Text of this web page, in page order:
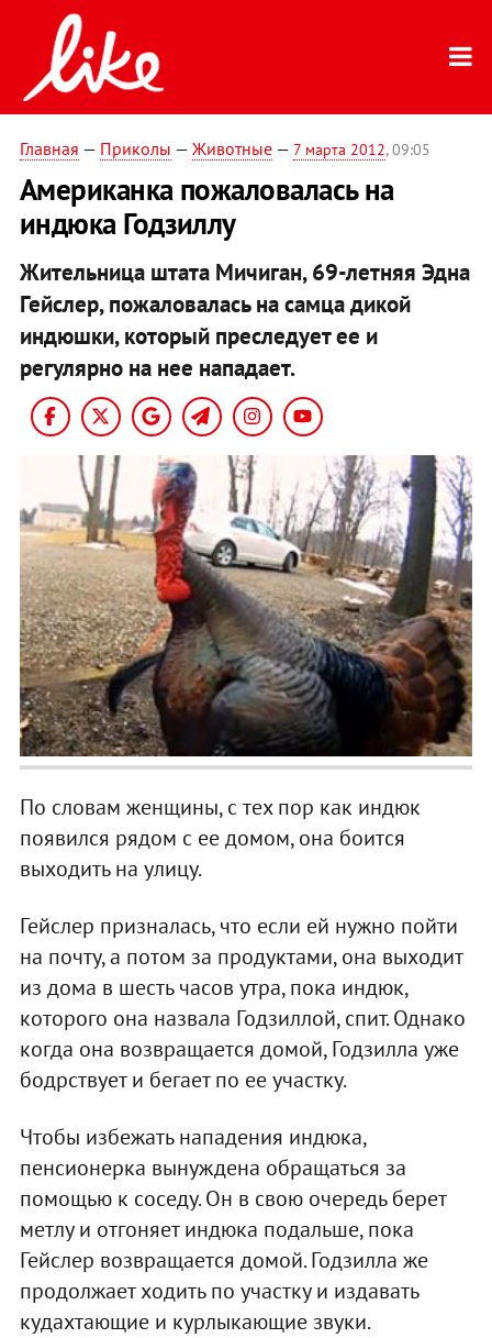
Главная — Приколы — Животные— 7 марта 2012, 09:05
Американка пожаловалась на
индюка Годзиллу
Жительница штата Мичиган, 69-летняя Эдна
Гейслер, пожаловалась на самца дикой
индюшки, который преследует ее и
регулярно на нее нападает.
По словам женщины, с тех пор как индюк
появился рядом с ее домом, она боится
выходить на улицу.
Гейслер призналась, что если ей нужно пойти
на почту, а потом за продуктами, она выходит
из дома в шесть часов утра, пока индюк,
которого она назвала Годзиллой, спит. Однако
когда она возвращается домой, Годзилла уже
бодрствует и бегает по ее участку.
Чтобы избежать нападения индюка,
пенсионерка вынуждена обращаться за
помощью к соседу. Он в свою очередь берет
метлу и отгоняет индюка подальше, пока
Гейслер возвращается домой. Годзилла же
продолжает ходить по участку и издавать
кудахтающие и курлыкающие звуки.